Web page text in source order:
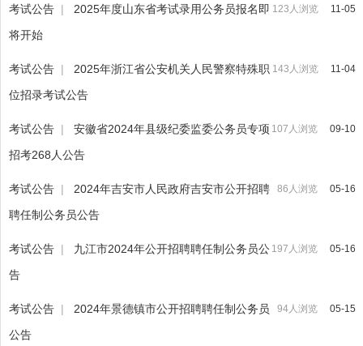
11-05
123人浏览
考试公告 |
2025年度山东省考试录用公务员报名即
将开始
11-04
143人浏览
考试公告 |
2025年浙江省公安机关人民警察特殊职
位招录考试公告
09-10
107人浏览
考试公告 |
安徽省2024年县级纪委监委公务员专项
招考268人公告
05-16
86人浏览
考试公告 |
2024年吉安市人民政府吉安市公开招聘
聘任制公务员公告
05-16
197人浏览
考试公告 |
九江市2024年公开招聘聘任制公务员公
告
05-15
94人浏览
考试公告 |
2024年景德镇市公开招聘聘任制公务员
公告